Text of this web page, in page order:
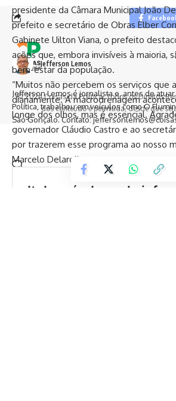
Jefferson Lemos
Jefferson Lemos é jornalista e, antes de
Política, trabalhou em veículos como O
São Gonçalo. Contato:
presidente da Câmara Municipal João
prefeito e secretário de Obras Elber
Gabinete Uilton Viana, o prefeito
ações que, embora invisíveis à maioria,
bem-estar da população.
“Muitos não percebem os serviços que
diariamente. A macrodrenagem
longe dos olhos, mas é essencial.
governador Cláudio Castro e ao
por trazerem esse programa ao nosso
Marcelo Delaroli.
© 2024 Coisas da Política. Todos os Direitos
dos conteúdo é permitida, desde que